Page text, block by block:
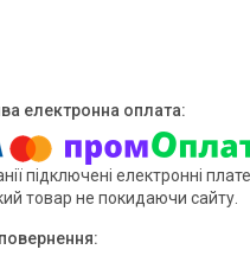
підключені електронні
товар не покидаючи сайту.